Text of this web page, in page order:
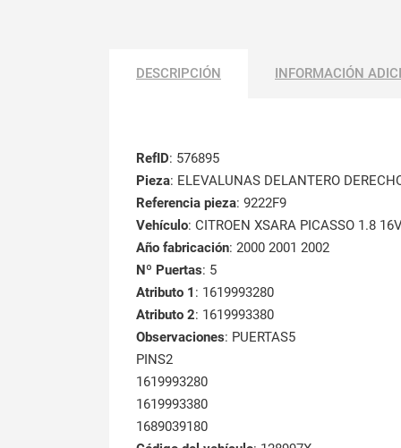
DESCRIPCIÓN INFORMACIÓN
RefID: 576895
Pieza: ELEVALUNAS DELANTERO
Referencia pieza: 9222F9
Vehículo: CITROEN XSARA PICASSO 1.8
Año fabricación: 2000 2001 2002
Nº Puertas: 5
Atributo 1 : 1619993280
Atributo 2: 1619993380
Observaciones: PUERTAS5
PINS2
1619993280
1619993380
1689039180